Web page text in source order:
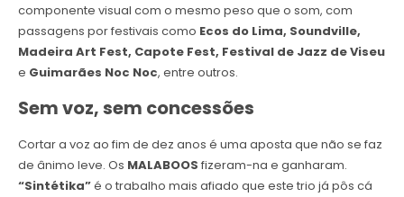
componente visual com o mesmo peso que o som, com
passagens por festivais como Ecos do Lima, Soundville,
Madeira Art Fest, Capote Fest, Festival de Jazz de Viseu
e Guimarães Noc Noc, entre outros.
Sem voz, sem concessões
Cortar a voz ao fim de dez anos é uma aposta que não se faz
de ânimo leve. Os MALABOOS fizeram-na e ganharam.
“Sintétika”é o trabalho mais afiado que este trio já pôs cá